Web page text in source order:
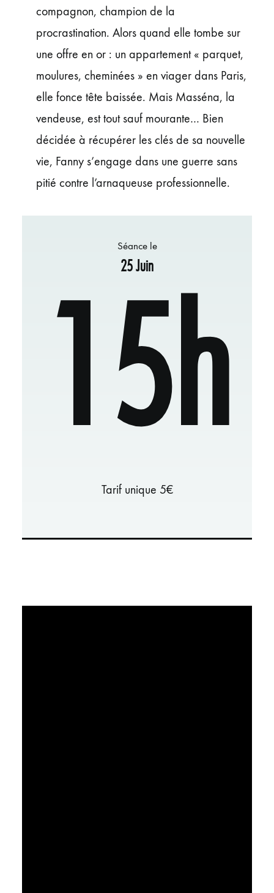
compagnon, champion de la
procrastination. Alors quand elle tombe sur
une offre en or : un appartement « parquet,
moulures, cheminées » en viager dans Paris,
elle fonce tête baissée. Mais Masséna, la
vendeuse, est tout sauf mourante… Bien
décidée à récupérer les clés de sa nouvelle
vie, Fanny s’engage dans une guerre sans
pitié contre l’arnaqueuse professionnelle.
Séance le
25 Juin
15h
Tarif unique 5€